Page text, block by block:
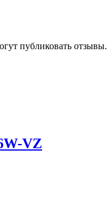
публиковать отзывы.
VZ